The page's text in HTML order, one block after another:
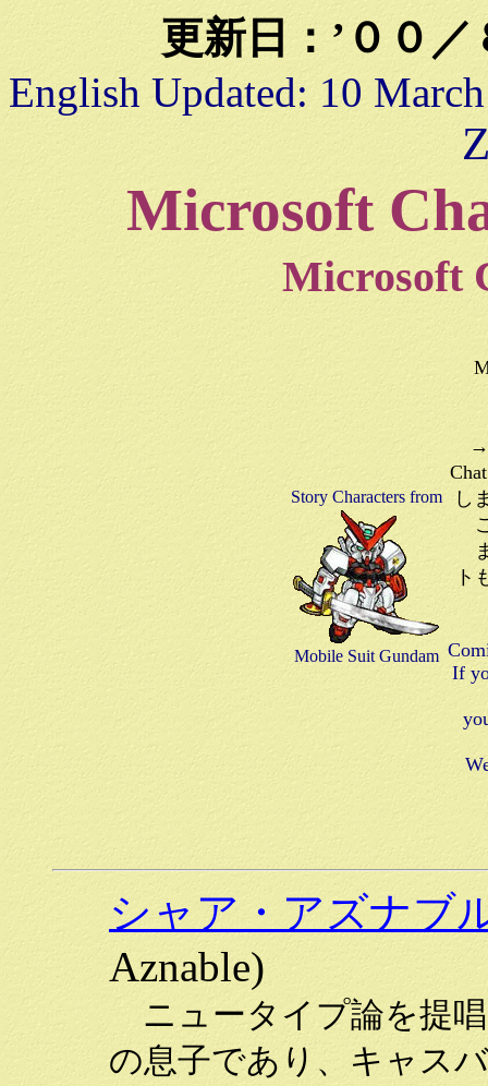
更新日：’００／
English Updated: 10
Microsoft
Microsoft
Story Characters from
Mobile Suit Gundam
→
し
ト
If
シャア・アズナブ
Aznable)
ニュータイプ論を提
の息子であり、キャス